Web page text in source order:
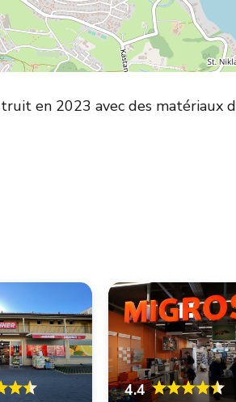
en 2023 avec des matériaux
4.4